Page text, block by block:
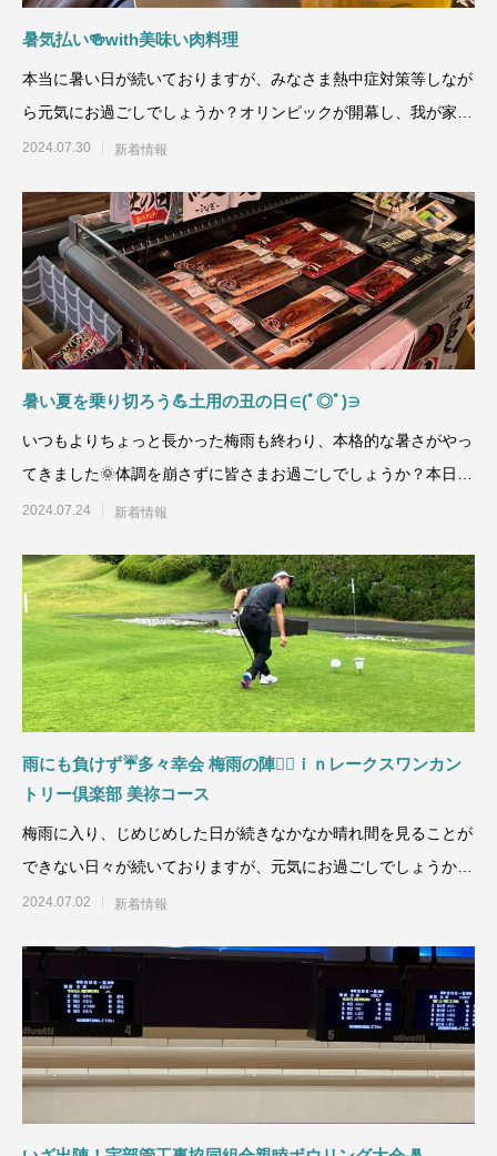
暑気払い🍻with美味い肉料理
本当に暑い日が続いておりますが、みなさま熱中症対策等しなが
ら元気にお過ごしでしょうか？オリンピックが開幕し、我が家は
夜になったらチャンネ
2024.07.30 新着情報
暑い夏を乗り切ろう💪土用の丑の日∈(ﾟ◎ﾟ)∋
いつもよりちょっと長かった梅雨も終わり、本格的な暑さがやっ
てきました🌞体調を崩さずに皆さまお過ごしでしょうか？本日は
土用の丑の日という
2024.07.24 新着情報
雨にも負けず☔多々幸会 梅雨の陣🏌🏽ｉｎレークスワンカン
トリー倶楽部 美祢コース
梅雨に入り、じめじめした日が続きなかなか晴れ間を見ることが
できない日々が続いておりますが、元気にお過ごしでしょうか？
今回の多々幸会は今季
2024.07.02 新着情報